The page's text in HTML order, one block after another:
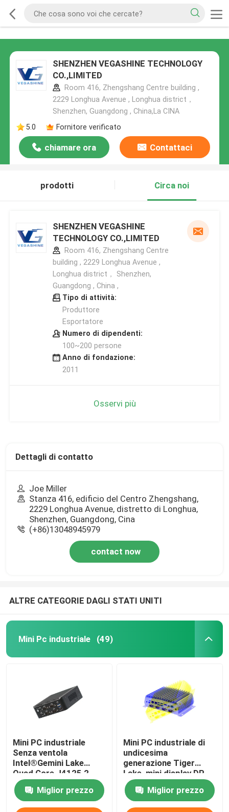
SHENZHEN VEGASHINE TECHNOLOGY
CO.,LIMITED
Room 416, Zhengshang Centre building ,
2229 Longhua Avenue , Longhua district，
Shenzhen, Guangdong , China,La CINA
5.0
Fornitore verificato
chiamare ora Contattaci
prodotti Circa noi
SHENZHEN VEGASHINE
TECHNOLOGY CO.,LIMITED
Room 416, Zhengshang Centre
building , 2229 Longhua Avenue ,
Longhua district， Shenzhen,
Guangdong , China ,
Tipo di attività:
Produttore
Esportatore
Numero di dipendenti:
100~200 persone
Anno di fondazione:
2011
Osservi più
Dettagli di contatto
Joe Miller
Stanza 416, edificio del Centro Zhengshang,
2229 Longhua Avenue, distretto di Longhua,
Shenzhen, Guangdong, Cina
(+86)13048945979
contact now
ALTRE CATEGORIE DAGLI STATI UNITI
Mini Pc industriale (49)
Mini PC industriale
Senza ventola
Intel®Gemini Lake
Quad Core J4125 2
Gigabyte NIC 6COM
Nuc
Miglior prezzo
Mini PC industriale di
undicesima
generazione Tiger
Lake, mini display DP
per computer senza
ventole da LAN 2
Gigabit
Miglior prezzo